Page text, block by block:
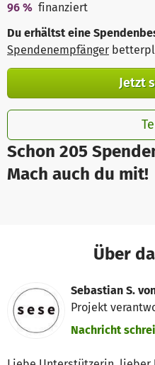
Schon 205
Mach auch du mit!
96 % finanziert
Du erhältst eine
Spendenempfänger
Jetzt
Über
Sebastian S.
Projekt
Nachricht